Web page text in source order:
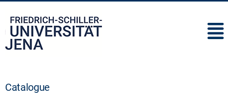
Catalogue